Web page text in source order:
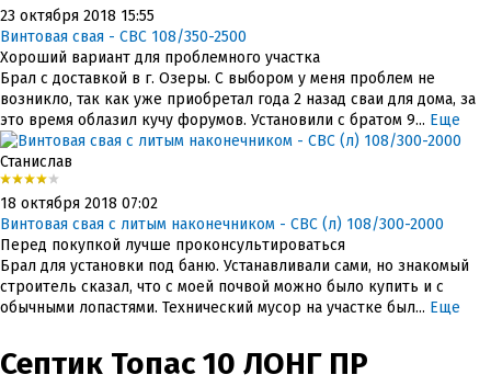
23 октября 2018 15:55
Винтовая свая - СВС 108/350-2500
Хороший вариант для проблемного участка
Брал с доставкой в г. Озеры. С выбором у меня проблем не
возникло, так как уже приобретал года 2 назад сваи для дома, за
это время облазил кучу форумов. Установили с братом 9... Еще
Станислав
18 октября 2018 07:02
Винтовая свая с литым наконечником - СВС (л) 108/300-2000
Перед покупкой лучше проконсультироваться
Брал для установки под баню. Устанавливали сами, но знакомый
строитель сказал, что с моей почвой можно было купить и с
обычными лопастями. Технический мусор на участке был... Еще
Септик Топас 10 ЛОНГ ПР